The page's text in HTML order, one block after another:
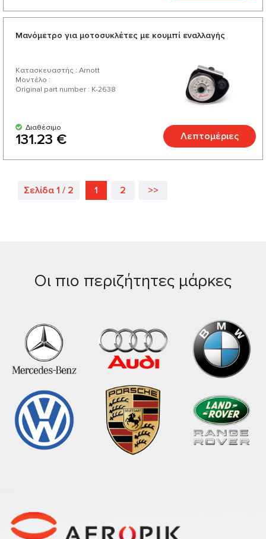
Μανόμετρο για μοτοσυκλέτες με κουμπί εναλλαγής
Κατασκευαστής : Arnott
Μοντέλο :
Original part number : K-2638
Διαθέσιμο
131.23 € Λεπτομέριες
Σελίδα 1 / 2 1 2 >>
Οι πιο περιζήτητες μάρκες